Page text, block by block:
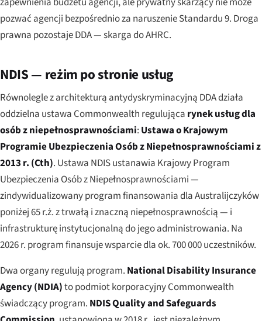
pozwać agencji bezpośrednio za naruszenie Standardu 9. Droga
prawna pozostaje DDA — skarga do AHRC.
NDIS — reżim po stronie usług
Równolegle z architekturą antydyskryminacyjną DDA działa
oddzielna ustawa Commonwealth regulująca rynek usług dla
osób z niepełnosprawnościami: Ustawa o Krajowym
Programie Ubezpieczenia Osób z Niepełnosprawnościami z
2013 r. (Cth). Ustawa NDIS ustanawia Krajowy Program
Ubezpieczenia Osób z Niepełnosprawnościami —
zindywidualizowany program finansowania dla Australijczyków
poniżej 65 r.ż. z trwałą i znaczną niepełnosprawnością — i
infrastrukturę instytucjonalną do jego administrowania. Na
2026 r. program finansuje wsparcie dla ok. 700 000 uczestników.
Dwa organy regulują program. National Disability Insurance
Agency (NDIA)to podmiot korporacyjny Commonwealth
świadczący program. NDIS Quality and Safeguards